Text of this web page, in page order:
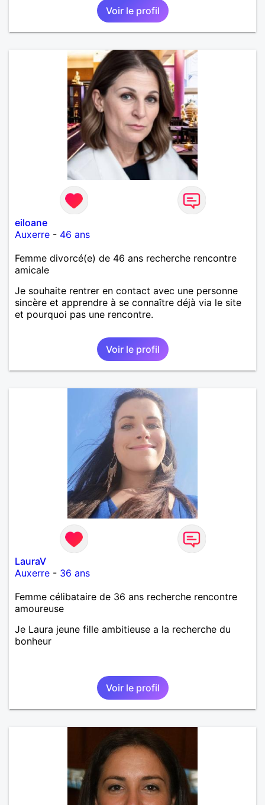
Voir le profil
eiloane
Auxerre - 46 ans
Femme divorcé(e) de 46 ans recherche rencontre
amicale
Je souhaite rentrer en contact avec une personne
sincère et apprendre à se connaître déjà via le site
et pourquoi pas une rencontre.
Voir le profil
LauraV
Auxerre - 36 ans
Femme célibataire de 36 ans recherche rencontre
amoureuse
Je Laura jeune fille ambitieuse a la recherche du
bonheur
Voir le profil